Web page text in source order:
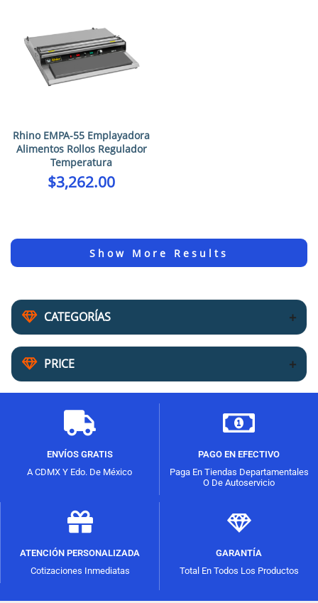
CATEGORÍAS
PRICE
Rhino EMPA-55 Emplayadora
Alimentos Rollos Regulador
Temperatura
$3,262.00
ENVÍOS GRATIS
A CDMX Y Edo. De México
PAGO EN EFECTIVO
Paga En Tiendas Departamentales
O De Autoservicio
ATENCIÓN PERSONALIZADA
Cotizaciones Inmediatas
GARANTÍA
Total En Todos Los Productos